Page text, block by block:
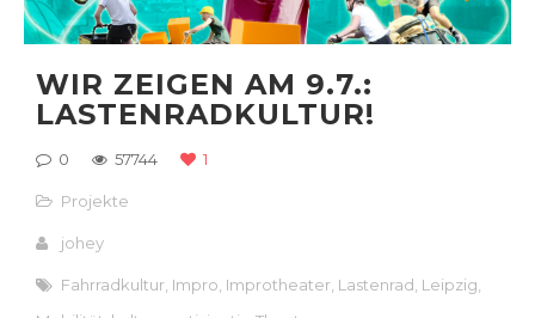
WIR ZEIGEN AM 9.7.:
LASTENRADKULTUR!
0 57744 1
Projekte
johey
Fahrradkultur Impro Improtheater Lastenrad Leipzig